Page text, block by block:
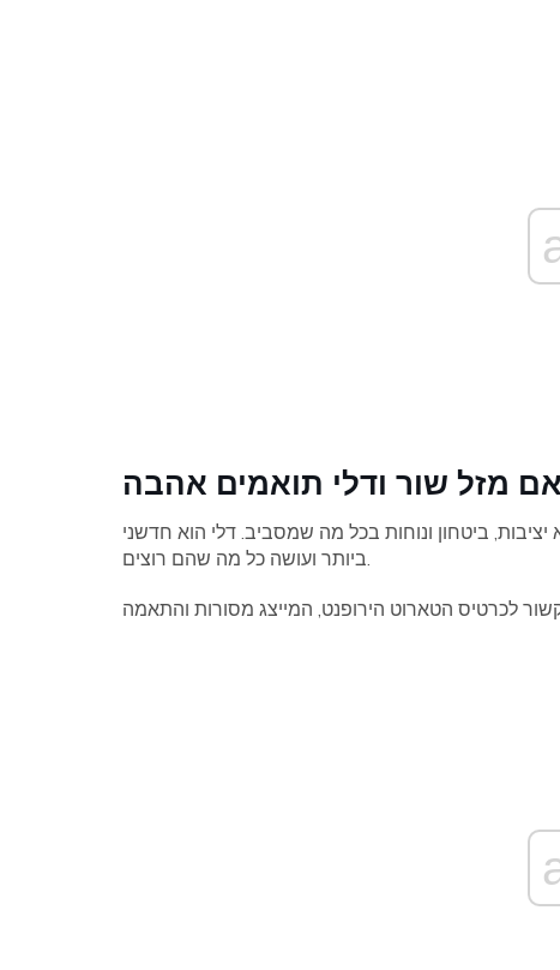
ביטחון ונוחות בכל מה שמסביב. דלי הוא חדשני
ביותר ועושה כל מה שהם רוצים.